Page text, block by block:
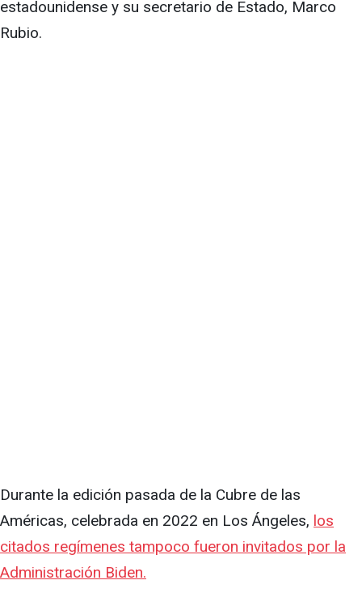
estadounidense y su secretario de Estado, Marco
Rubio.
Durante la edición pasada de la Cubre de las
Américas, celebrada en 2022 en Los Ángeles, los
citados regímenes tampoco fueron invitados por la
Administración Biden.